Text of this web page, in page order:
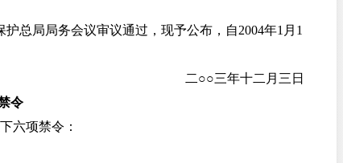
总局局务会议审议通过，现予公布，自2004年1月1
二○○三年十二月三日
令
六项禁令：